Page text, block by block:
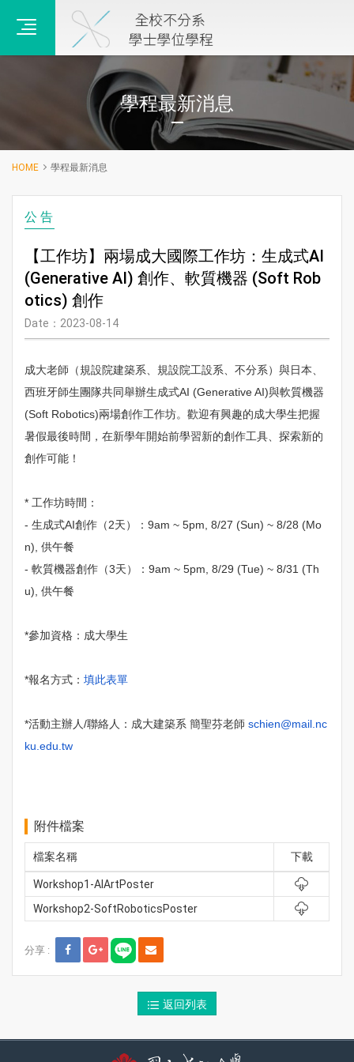
學程最新消息
HOME 學程最新消息
公告
【工作坊】兩場成大國際工作坊：生成式AI
(Generative AI) 創作、軟質機器 (Soft Rob
otics) 創作
Date：2023-08-14
成大老師（規設院建築系、規設院工設系、不分系）與日本、
西班牙師生團隊共同舉辦生成式AI (Generative AI)與軟質機器
(Soft Robotics)兩場創作工作坊。歡迎有興趣的成大學生把握
暑假最後時間，在新學年開始前學習新的創作工具、探索新的
創作可能！
* 工作坊時間：
- 生成式AI創作（2天）：9am ~ 5pm, 8/27 (Sun) ~ 8/28 (Mo
n), 供午餐
- 軟質機器創作（3天）：9am ~ 5pm, 8/29 (Tue) ~ 8/31 (Th
u), 供午餐
*參加資格：成大學生
*報名方式： 填此表單
*活動主辦人/聯絡人：成大建築系 簡聖芬老師 schien@mail.nc
ku.edu.tw
附件檔案
檔案名稱 下載
Workshop1-AIArtPoster
Workshop2-SoftRoboticsPoster
分享 :
返回列表
系所聯絡資訊